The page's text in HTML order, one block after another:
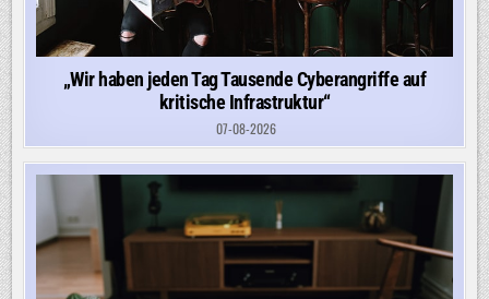
„Wir haben jeden Tag Tausende Cyberangriffe auf
kritische Infrastruktur“
07-08-2026